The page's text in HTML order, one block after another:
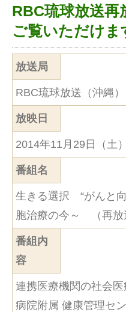
RBC琉球放送
ご覧いただけま
放送局
RBC琉球放送（沖縄）
放映日
2014年11月29日（
番組名
生きる選択 “がんと
胞治療の今～ （再放
番組内
容
連携医療機関の社会
病院附属 健康管理セ